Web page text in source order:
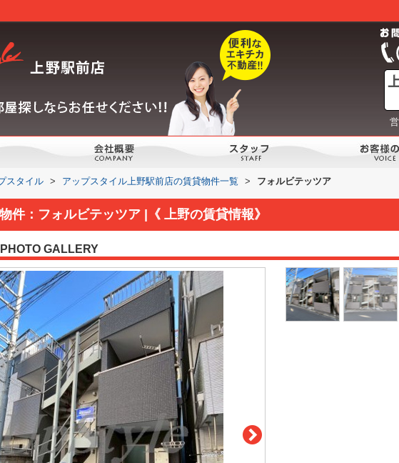
スタイル > アップスタイル上野駅前店の賃貸物件一覧 > フォルビテッツア
件：フォルビテッツア |《 上野の賃貸情報》
PHOTO GALLERY